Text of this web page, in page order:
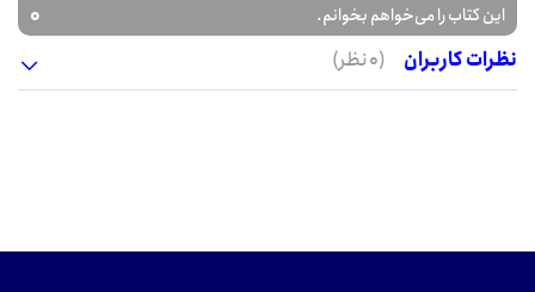
این کتاب را می‌خواهم بخوانم.
0
نظرات کاربران
(0 نظر)